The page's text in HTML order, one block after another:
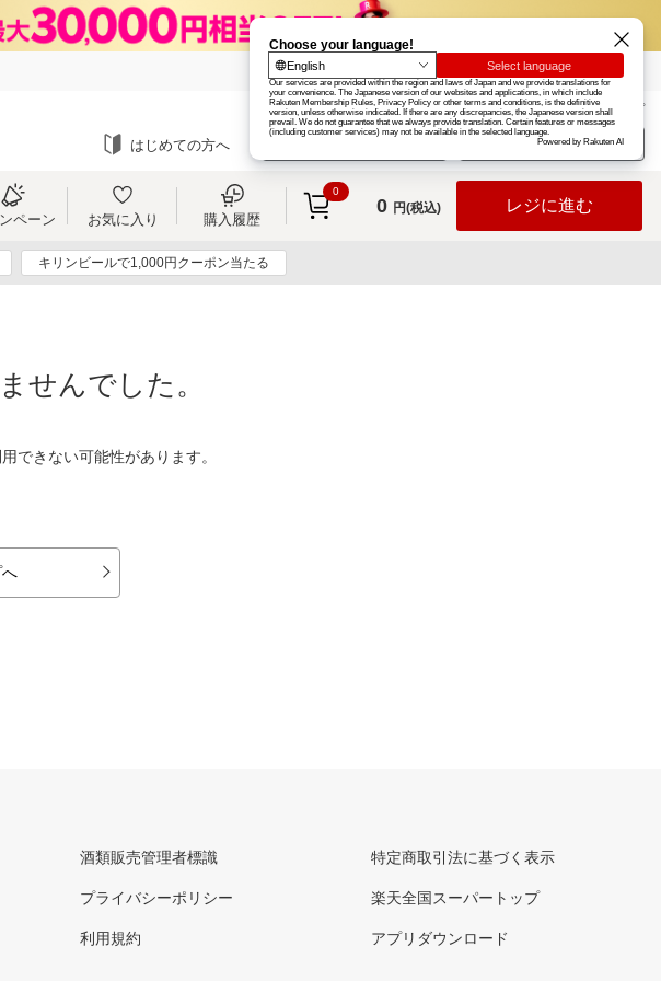
楽天グループ カード
お知らせ ヘルプ
はじめての方へ ログイン
ペーン お気に入り 購入履歴
0
0 円(税込) レジに進む
キリンビールで1,000円クーポン当たる
せんでした。
できない可能性があります。
酒類販売管理者標識
プライバシーポリシー
利用規約
特定商取引法に基づく表示
楽天全国スーパートップ
アプリダウンロード